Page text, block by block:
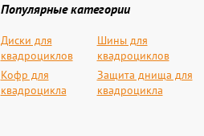
Популярные категории
Диски для
квадроциклов
Шины для
квадроциклов
Кофр для
квадроцикла
Защита днища для
квадроцикла